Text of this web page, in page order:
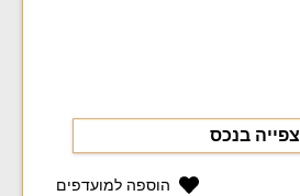
צפייה בנכס
הוספה למועדפים